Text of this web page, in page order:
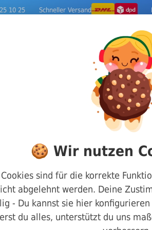
10 25 Schneller Versand
Werkzeuge
x
Art.-Nr.
🍪 Wir nutzen
sind für die korrekte
abgelehnt werden. Deine
- Du kannst sie hier
du alles, unterstützt du uns